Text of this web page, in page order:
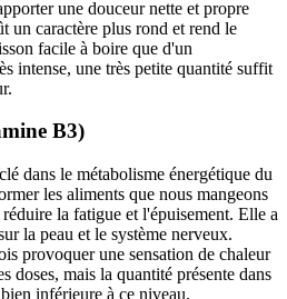
une douceur nette et propre
un caractère plus rond et rend le
facile à boire que d'un
intense, une très petite quantité suffit
B3)
dans le métabolisme énergétique du
les aliments que nous mangeons
la fatigue et l'épuisement. Elle a
la peau et le système nerveux.
provoquer une sensation de chaleur
doses, mais la quantité présente dans
inférieure à ce niveau.